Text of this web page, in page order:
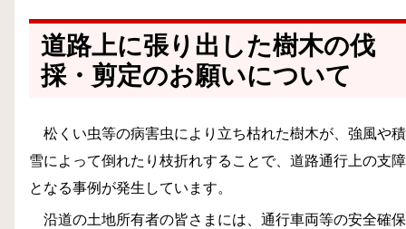
道路上に張り出した樹木の伐
採・剪定のお願いについて
松くい虫等の病害虫により立ち枯れた樹木が、強風や積
雪によって倒れたり枝折れすることで、道路通行上の支障
となる事例が発生しています。
沿道の土地所有者の皆さまには、通行車両等の安全確保